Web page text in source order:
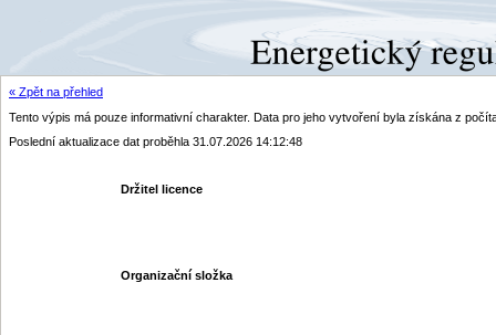
« Zpět na přehled
Tento výpis má pouze informativní charakter. Data pro jeho vytvoření byla získána z
Poslední aktualizace dat proběhla 31.07.2026 14:12:48
Držitel licence
Organizační složka